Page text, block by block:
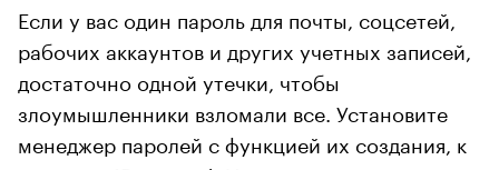
Если у вас один пароль для почты, соцсетей,
рабочих аккаунтов и других учетных записей,
достаточно одной утечки, чтобы
злоумышленники взломали все. Установите
менеджер паролей с функцией их создания, к